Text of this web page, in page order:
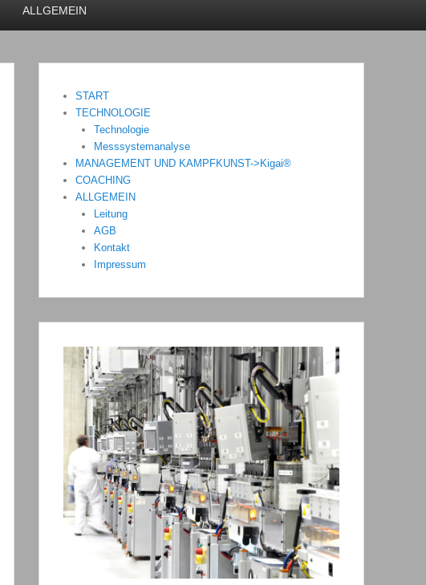
ALLGEMEIN
START
TECHNOLOGIE
Technologie
Messsystemanalyse
MANAGEMENT UND KAMPFKUNST->Kigai®
COACHING
ALLGEMEIN
Leitung
AGB
Kontakt
Impressum